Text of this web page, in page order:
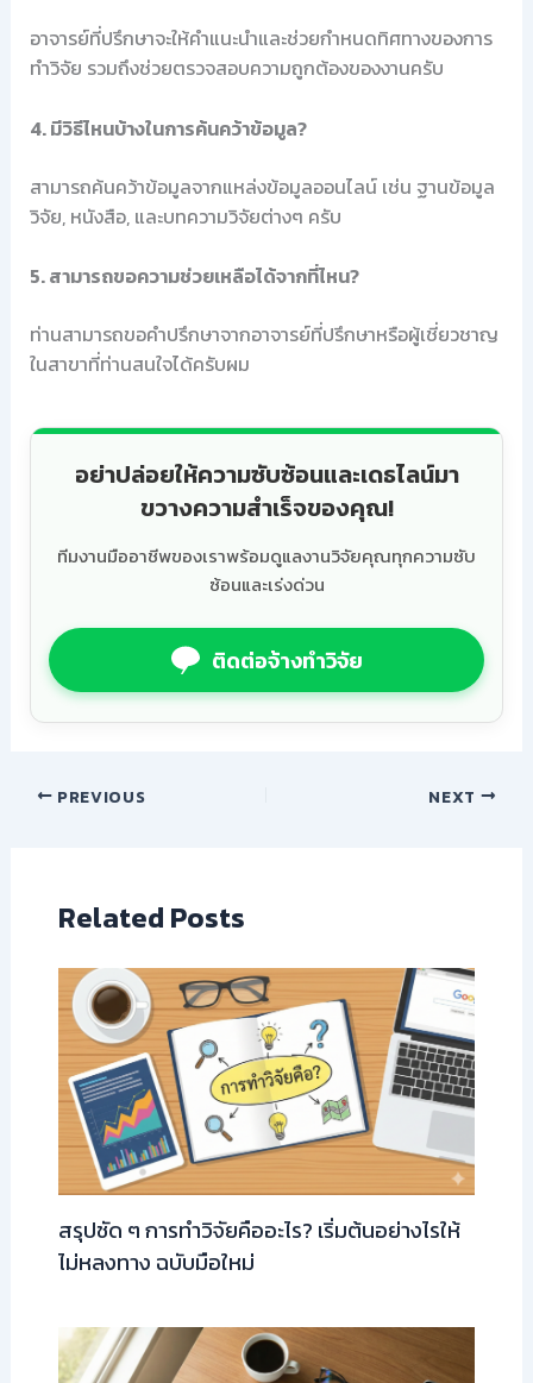
อาจารย์ที่ปรึกษาจะให้คำแนะนำและช่วยกำหนดทิศทางของการ
ทำวิจัย รวมถึงช่วยตรวจสอบความถูกต้องของงานครับ
4. มีวิธีไหนบ้างในการค้นคว้าข้อมูล?
สามารถค้นคว้าข้อมูลจากแหล่งข้อมูลออนไลน์ เช่น ฐานข้อมูล
วิจัย, หนังสือ, และบทความวิจัยต่างๆ ครับ
5. สามารถขอความช่วยเหลือได้จากที่ไหน?
ท่านสามารถขอคำปรึกษาจากอาจารย์ที่ปรึกษาหรือผู้เชี่ยวชาญ
ในสาขาที่ท่านสนใจได้ครับผม
อย่าปล่อยให้ความซับซ้อนและเดธไลน์มา
ขวางความสำเร็จของคุณ!
ทีมงานมืออาชีพของเราพร้อมดูแลงานวิจัยคุณทุกความซับ
ซ้อนและเร่งด่วน
ติดต่อจ้างทำวิจัย
PREVIOUS NEXT
Related Posts
สรุปชัด ๆ การทำวิจัยคืออะไร? เริ่มต้นอย่างไรให้
ไม่หลงทาง ฉบับมือใหม่